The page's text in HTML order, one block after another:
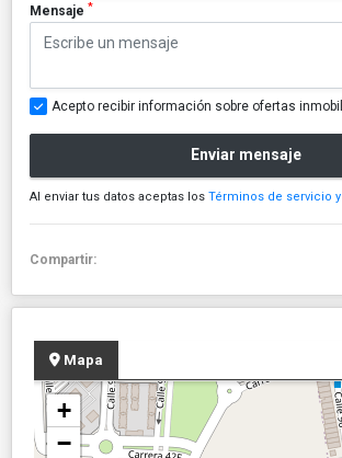
Mensaje *
Acepto recibir información sobre ofertas
Enviar mensaje
Al enviar tus datos aceptas los Términos de servicio
Compartir:
Mapa
+
−